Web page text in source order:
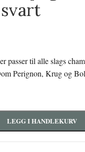
passer til alle slags
Perignon, Krug og
LEGG I HANDLEKURV